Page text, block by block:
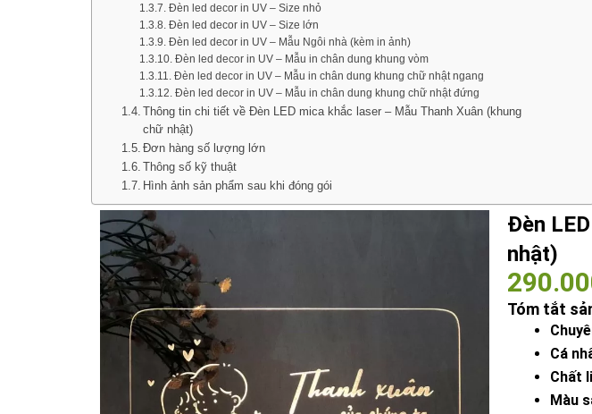
Đèn led decor in UV – Size nhỏ
Đèn led decor in UV – Size lớn
Đèn led decor in UV – Mẫu Ngôi nhà (kèm in ảnh)
Đèn led decor in UV – Mẫu in chân dung khung vòm
Đèn led decor in UV – Mẫu in chân dung khung chữ nhật ngang
Đèn led decor in UV – Mẫu in chân dung khung chữ nhật đứng
Thông tin chi tiết về Đèn LED mica khắc laser – Mẫu Thanh Xuân (khung
chữ nhật)
Đơn hàng số lượng lớn​
Thông số kỹ thuật
Hình ảnh sản phẩm sau khi đóng gói
Đèn
nhật)
Tóm tắt
Cá
Chất
Màu